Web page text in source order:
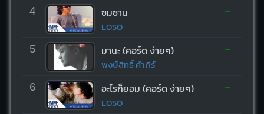
4 ซมซาน
LOSO
-
5 มานะ (คอร์ด ง่ายๆ)
พงษ์สิทธิ์ คำภีร์
-
6 อะไรก็ยอม (คอร์ด ง่ายๆ)
LOSO
-